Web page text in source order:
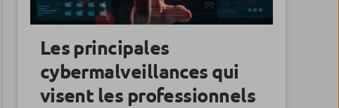
Les principales
cybermalveillances qui
visent les professionnels